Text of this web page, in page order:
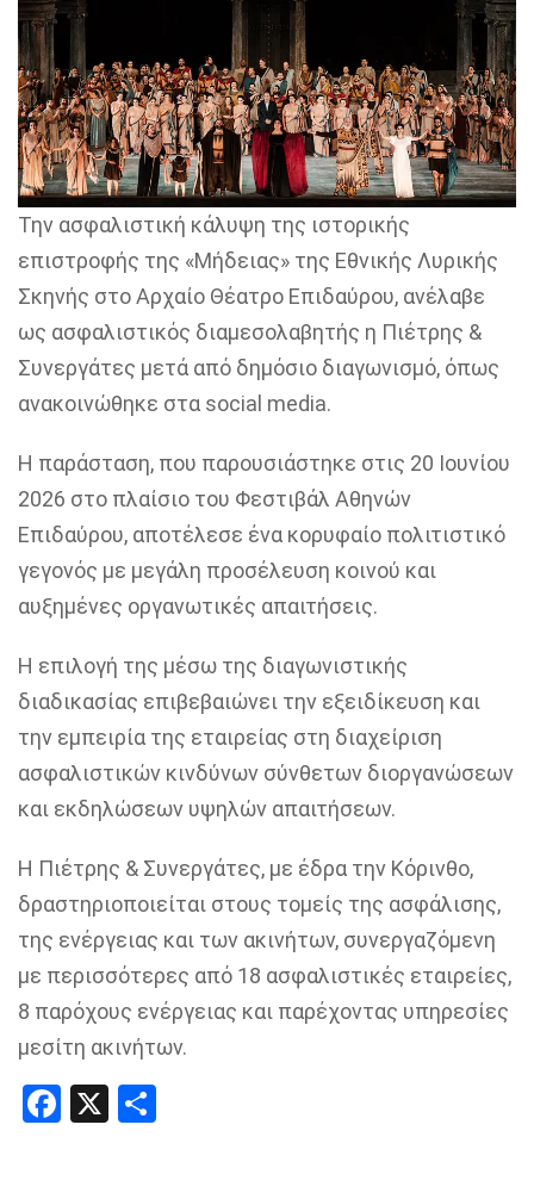
Την ασφαλιστική κάλυψη της ιστορικής
επιστροφής της «Μήδειας» της Εθνικής Λυρικής
Σκηνής στο Αρχαίο Θέατρο Επιδαύρου, ανέλαβε
ως ασφαλιστικός διαμεσολαβητής η Πιέτρης &
Συνεργάτες μετά από δημόσιο διαγωνισμό, όπως
ανακοινώθηκε στα social media.
Η παράσταση, που παρουσιάστηκε στις 20 Ιουνίου
2026 στο πλαίσιο του Φεστιβάλ Αθηνών
Επιδαύρου, αποτέλεσε ένα κορυφαίο πολιτιστικό
γεγονός με μεγάλη προσέλευση κοινού και
αυξημένες οργανωτικές απαιτήσεις.
Η επιλογή της μέσω της διαγωνιστικής
διαδικασίας επιβεβαιώνει την εξειδίκευση και
την εμπειρία της εταιρείας στη διαχείριση
ασφαλιστικών κινδύνων σύνθετων διοργανώσεων
και εκδηλώσεων υψηλών απαιτήσεων.
Η Πιέτρης & Συνεργάτες, με έδρα την Κόρινθο,
δραστηριοποιείται στους τομείς της ασφάλισης,
της ενέργειας και των ακινήτων, συνεργαζόμενη
με περισσότερες από 18 ασφαλιστικές εταιρείες,
8 παρόχους ενέργειας και παρέχοντας υπηρεσίες
μεσίτη ακινήτων.
Facebook
X